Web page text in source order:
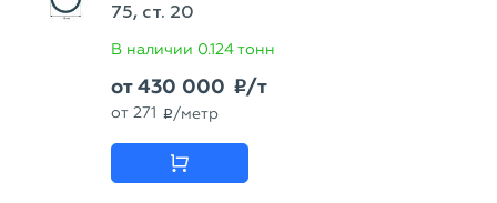
75, ст. 20
В наличии 0.124 тонн
от430 000 p/т
от 271 p /метр